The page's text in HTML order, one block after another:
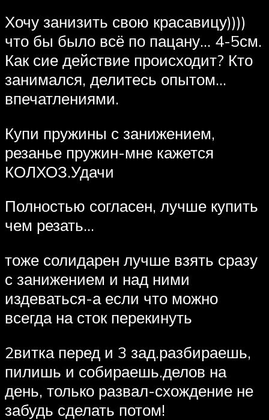
Хочу занизить свою красавицу))))
что бы было всё по пацану… 4-5см.
Как сие действие происходит? Кто
занимался, делитесь опытом…
впечатлениями.
Купи пружины с занижением,
резанье пружин-мне кажется
КОЛХОЗ.Удачи
Полностью согласен, лучше купить
чем резать…
тоже солидарен лучше взять сразу
с занижением и над ними
издеваться-а если что можно
всегда на сток перекинуть
2витка перед и 3 зад.разбираешь,
пилишь и собираешь.делов на
день, только развал-схождение не
забудь сделать потом!